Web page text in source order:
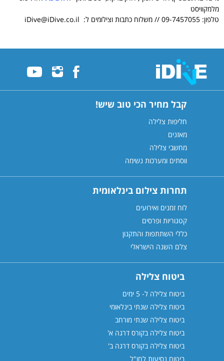
מלמקוויסט
טלפון: 09-7457055 // משלוח כתבות וצילומים ל: iDive@iDive.co.il
קבל מחיר הכי טוב שיש!
חליפות צלילה
מאזנים
מחשבי צלילה
ווסתים ומערכות נשימה
תחרות צילום בינלאומית
לוח זמנים ואירועים
קטגוריות ופרסים
כללי השתתפות והתקנון
צלם השנה הישראלי
ביטוח צלילה
ביטוח צלילה ל- 5 ימים
ביטוח צלילה שנתי בינלאומי
ביטוח צלילה שנתי מורחב
ביטוח צלילה בקורס דרגה א'
ביטוח צלילה בקורס דרגה ב'
ביטוח נסיעות לחו"ל